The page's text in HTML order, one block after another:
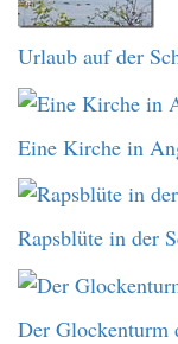
Urlaub auf der
Eine Kirche in
Rapsblüte in der
Der Glockenturm